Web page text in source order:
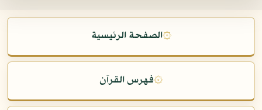
۞الصفحة الرئيسية
۞فهرس القرآن